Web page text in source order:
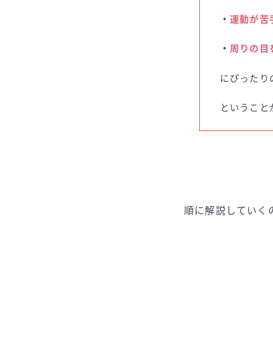
・ 運動が苦
・ 周りの目
にぴったり
ということ
順に解説していく